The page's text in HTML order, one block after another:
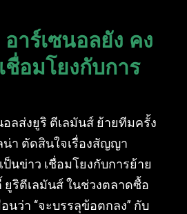
าร์เซนอลยัง คง
ชื่อมโยงกับการ
อลส่งยูริ ตีเลมันส์ ย้ายทีมครั้ง
า ตัดสินใจเรื่องสัญญา
ป็นข่าว เชื่อมโยงกับการย้าย
ยูริตีเลมันส์ ในช่วงตลาดซื้อ
นว่า “จะบรรลุข้อตกลง” กับ